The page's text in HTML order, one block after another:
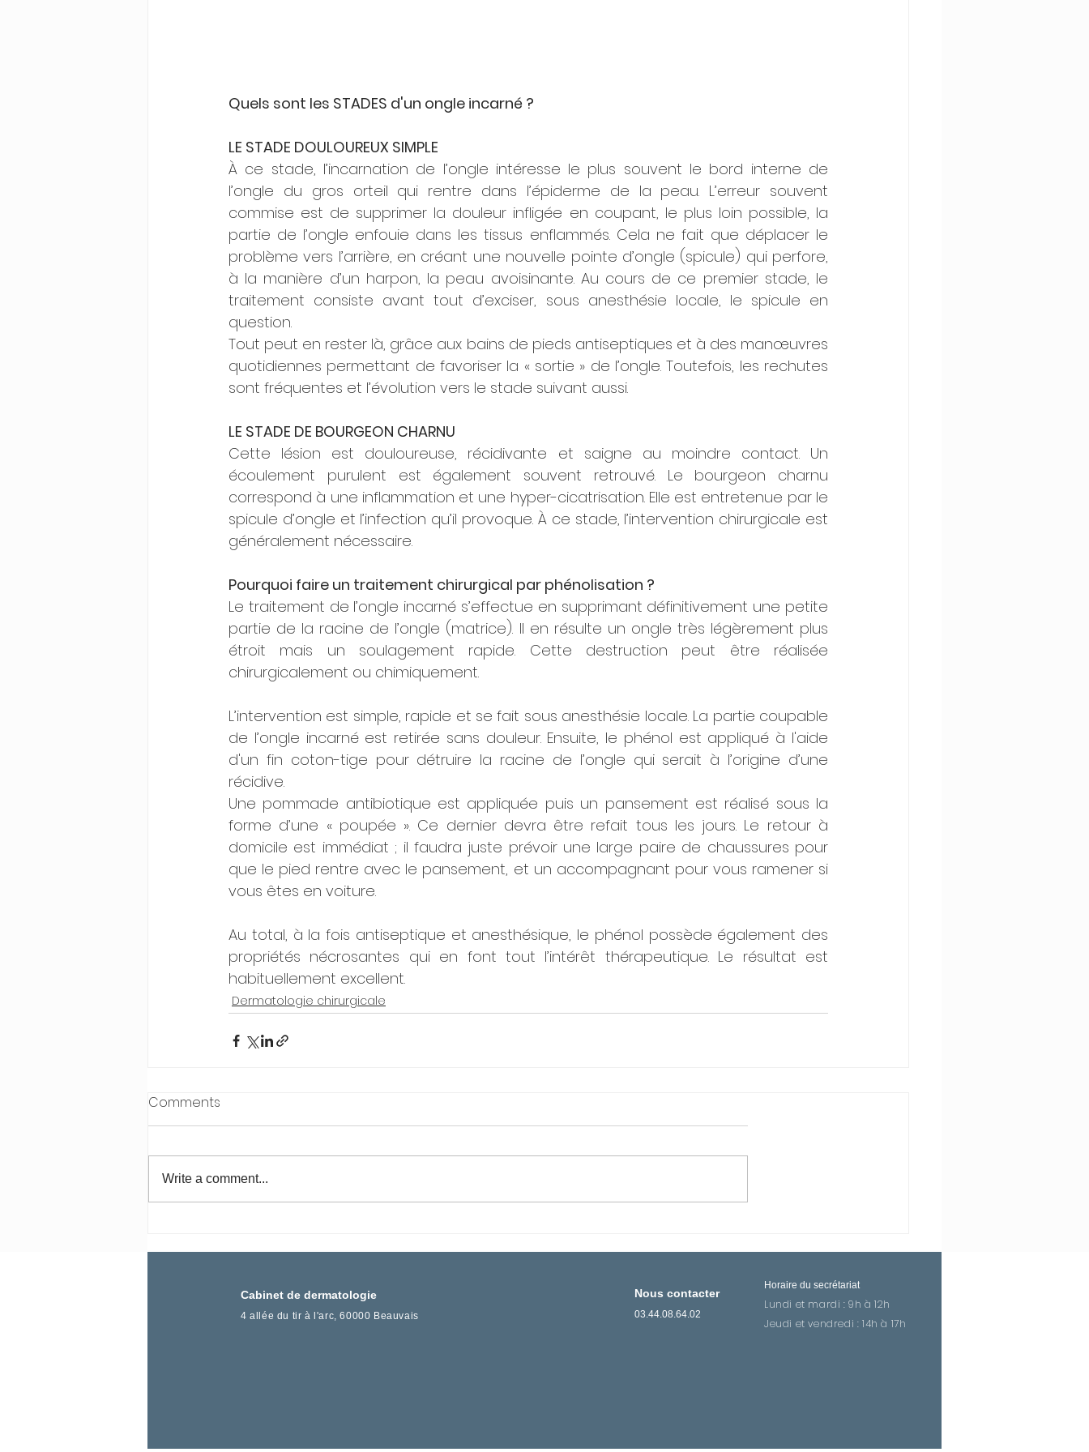
Quels sont les STADES d'un ongle incarné ?
LE STADE DOULOUREUX SIMPLE
À ce stade, l’incarnation de l’ongle intéresse le plus souvent le bord interne de
l’ongle du gros orteil qui rentre dans l’épiderme de la peau. L’erreur souvent
commise est de supprimer la douleur infligée en coupant, le plus loin possible, la
partie de l’ongle enfouie dans les tissus enflammés. Cela ne fait que déplacer le
problème vers l’arrière, en créant une nouvelle pointe d’ongle (spicule) qui perfore,
à la manière d’un harpon, la peau avoisinante. Au cours de ce premier stade, le
traitement consiste avant tout d’exciser, sous anesthésie locale, le spicule en
question.
Tout peut en rester là, grâce aux bains de pieds antiseptiques et à des manœuvres
quotidiennes permettant de favoriser la « sortie » de l’ongle. Toutefois, les rechutes
sont fréquentes et l’évolution vers le stade suivant aussi.
LE STADE DE BOURGEON CHARNU
Cette lésion est douloureuse, récidivante et saigne au moindre contact. Un
écoulement purulent est également souvent retrouvé. Le bourgeon charnu
correspond à une inflammation et une hyper-cicatrisation. Elle est entretenue par le
spicule d’ongle et l’infection qu’il provoque. À ce stade, l’intervention chirurgicale est
généralement nécessaire.
Pourquoi faire un traitement chirurgical par phénolisation ?
Le traitement de l’ongle incarné s’effectue en supprimant définitivement une petite
partie de la racine de l’ongle (matrice). Il en résulte un ongle très légèrement plus
étroit mais un soulagement rapide. Cette destruction peut être réalisée
chirurgicalement ou chimiquement.
L’intervention est simple, rapide et se fait sous anesthésie locale. La partie coupable
de l’ongle incarné est retirée sans douleur. Ensuite, le phénol est appliqué à l'aide
d'un fin coton-tige pour détruire la racine de l’ongle qui serait à l’origine d’une
récidive.
Une pommade antibiotique est appliquée puis un pansement est réalisé sous la
forme d’une « poupée ». Ce dernier devra être refait tous les jours. Le retour à
domicile est immédiat ; il faudra juste prévoir une large paire de chaussures pour
que le pied rentre avec le pansement, et un accompagnant pour vous ramener si
vous êtes en voiture.
Au total, à la fois antiseptique et anesthésique, le phénol possède également des
propriétés nécrosantes qui en font tout l’intérêt thérapeutique. Le résultat est
habituellement excellent.
Dermatologie chirurgicale
Comments
Write a comment...
Cabinet de dermatologie
4 allée du tir à l'arc, 60000 Beauvais
Nous contacter
03.44.08.64.02
Horaire du secrétariat
Lundi et mardi : 9h à 12h
Jeudi et vendredi : 14h à 17h